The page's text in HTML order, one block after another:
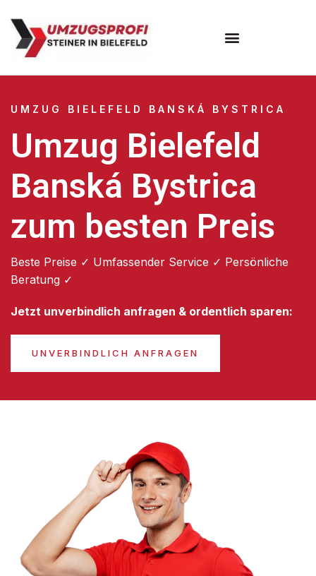
UMZUG BIELEFELD BANSKÁ BYSTRICA
Umzug Bielefeld
Banská Bystrica
zum besten Preis
Beste Preise ✓ Umfassender Service ✓ Persönliche
Beratung ✓
Jetzt unverbindlich anfragen & ordentlich sparen:
UNVERBINDLICH ANFRAGEN